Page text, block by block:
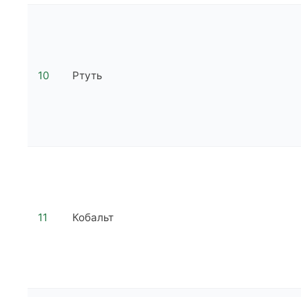
10 Ртуть
11 Кобальт